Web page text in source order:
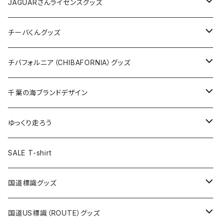
ホテルキーホルダー
ホテルキーホルダー
クリアファイル
Tシャツ
キャップ
トートバッグ
ランチバッグ
エコバッグ
バッグ
ステッカー
缶バッジ
キーホルダー
クリアファイル
キャップ
バッグ
ステッカー
缶バッジ
キーホルダー
クリアファイル
ステッカー
ステッカー
ステッカー大
缶バッジ
缶バッジ32mm
缶バッジ54mm
エコバッグ
JAGUARさんコラボグッズ
Tシャツ
ステッカー
サコッシュ
ホテルキーホルダー
モーテルキーホルダー
トートバッグ
JAGUARさんライセンスグッズ
Tシャツ
ステッカー
缶バッジ
クリアファイル
マスク
エコバッグ
千葉ロッテマリーンズコラボ
チーバくんグッズ
Tシャツ
キャップ
エコバッグ
ステッカー
モーテルキーホルダー
ホテルキーホルダー
チバフォルニア（CHIBAFORNIA）グッズ
Tシャツ
キャップ
ステッカー
ホテルキーホルダー
千葉の海ブランドデザイン
Tシャツ
キャップ
ステッカー
ゆっくり走ろう
Tシャツ
ステッカー
ホテルキーホルダー
SALE T-shirt
国道標識グッズ
ステッカー
国道US標識（ROUTE）グッズ